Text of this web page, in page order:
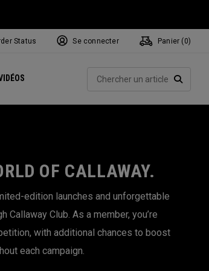
Exclusive Mavrik Complete Sets
Exclusivités - Balles de Golf
NEW Headwear
Women's Golf Balls
Exclusivités - Accessoires
Régionaux
Status Se connecter Panier ( 0)
OF CALLAWAY.
edition launches and unforgettable
Club. As a member, you’re
with additional chances to boost
each campaign.